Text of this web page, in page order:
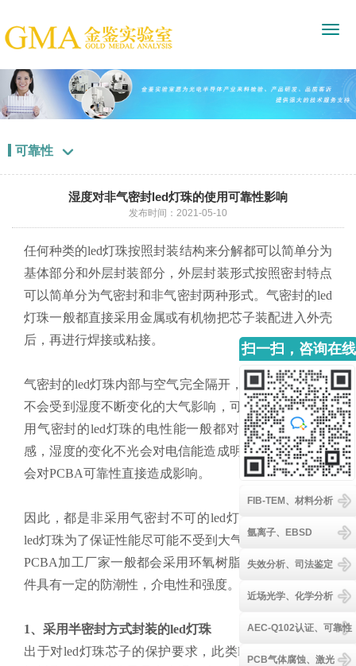
可靠性 
湿度对非气密封led灯珠的使用可靠性影响
发布时间：2021-05-10
任何种类的led灯珠按照封装结构来分解都可以简单分为
基体部分和外层封装部分，外层封装形式按照密封特点
可以简单分为气密封和非气密封两种形式。气密封的led
灯珠一般都直接采用金属或有机物把芯子装配进入外壳
后，再进行焊接或粘接。
气密封的led灯珠内部与空气完全隔开，电性能在工作时
不会受到湿度不断变化的大气影响，可靠性也较高。采
用气密封的led灯珠的电性能一般都对空气湿度非常敏
感，湿度的变化不光会对电信能造成明显影响，甚至还
会对PCBA可靠性直接造成影响。
因此，都是非采用气密封不可的led灯珠。非气密封的
led灯珠为了保证性能尽可能不受到大气环境影响过多，
PCBA加工厂家一般都会采用环氧树脂封装，以保证元
件具有一定的防潮性，介电性和强度。
1、采用半密封方式封装的led灯珠
出于对led灯珠芯子的保护要求，此类led灯珠采用的环
扫一扫，咨询在线
客服
FIB-TEM、材料分析
氩离子、EBSD
失效分析、司法鉴定
近场光学、化学分析
AEC-Q102认证、可靠性
PCB气体腐蚀、激光